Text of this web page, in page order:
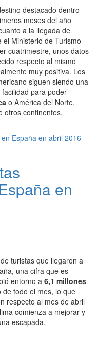
destacado dentro
meses del año
a la llegada de
Ministerio de Turismo
cuatrimestre, unos datos
respecto al mismo
muy positiva. Los
siguen siendo una
para poder
o América del Norte,
otros continentes.
en
turistas que llegaron a
una cifra que es
entorno a 6,1 millones
de todo el mes, lo que
respecto al mes de abril
comienza a mejorar y
escapada.